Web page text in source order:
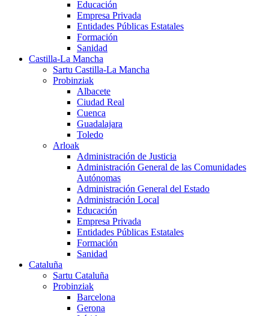
Educación
Empresa Privada
Entidades Públicas Estatales
Formación
Sanidad
Castilla-La Mancha
Sartu Castilla-La Mancha
Probinziak
Albacete
Ciudad Real
Cuenca
Guadalajara
Toledo
Arloak
Administración de Justicia
Administración General de las Comunidades
Autónomas
Administración General del Estado
Administración Local
Educación
Empresa Privada
Entidades Públicas Estatales
Formación
Sanidad
Cataluña
Sartu Cataluña
Probinziak
Barcelona
Gerona